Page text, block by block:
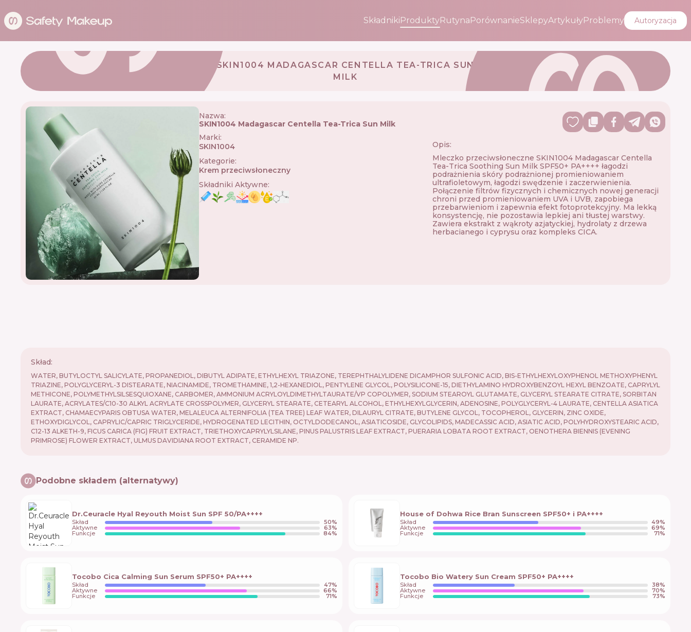
SkładnikiProduktyRutynaPorównanieSklepyArtykułyProblemy Autoryzacja
SKIN1004 MADAGASCAR CENTELLA TEA-TRICA SUN
MILK
Nazwa:
SKIN1004 Madagascar Centella Tea-Trica Sun Milk
Marki:
SKIN1004
Kategorie:
Krem przeciwsłoneczny
Składniki Aktywne:
Opis:
Mleczko przeciwsłoneczne SKIN1004 Madagascar Centella
Tea-Trica Soothing Sun Milk SPF50+ PA++++ łagodzi
podrażnienia skóry podrażnionej promieniowaniem
ultrafioletowym, łagodzi swędzenie i zaczerwienienia.
Połączenie filtrów fizycznych i chemicznych nowej generacji
chroni przed promieniowaniem UVA i UVB, zapobiega
przebarwieniom i zapewnia efekt fotoprotekcyjny. Ma lekką
konsystencję, nie pozostawia lepkiej ani tłustej warstwy.
Zawiera ekstrakt z wąkroty azjatyckiej, hydrolaty z drzewa
herbacianego i cyprysu oraz kompleks CICA.
Skład:
WATER, BUTYLOCTYL SALICYLATE, PROPANEDIOL, DIBUTYL ADIPATE, ETHYLHEXYL TRIAZONE, TEREPHTHALYLIDENE DICAMPHOR SULFONIC ACID, BIS-ETHYLHEXYLOXYPHENOL METHOXYPHENYL
TRIAZINE, POLYGLYCERYL-3 DISTEARATE, NIACINAMIDE, TROMETHAMINE, 1,2-HEXANEDIOL, PENTYLENE GLYCOL, POLYSILICONE-15, DIETHYLAMINO HYDROXYBENZOYL HEXYL BENZOATE, CAPRYLYL
METHICONE, POLYMETHYLSILSESQUIOXANE, CARBOMER, AMMONIUM ACRYLOYLDIMETHYLTAURATE/VP COPOLYMER, SODIUM STEAROYL GLUTAMATE, GLYCERYL STEARATE CITRATE, SORBITAN
LAURATE, ACRYLATES/C10-30 ALKYL ACRYLATE CROSSPOLYMER, GLYCERYL STEARATE, CETEARYL ALCOHOL, ETHYLHEXYLGLYCERIN, ADENOSINE, POLYGLYCERYL-4 LAURATE, CENTELLA ASIATICA
EXTRACT, CHAMAECYPARIS OBTUSA WATER, MELALEUCA ALTERNIFOLIA (TEA TREE) LEAF WATER, DILAURYL CITRATE, BUTYLENE GLYCOL, TOCOPHEROL, GLYCERIN, ZINC OXIDE,
ETHOXYDIGLYCOL, CAPRYLIC/CAPRIC TRIGLYCERIDE, HYDROGENATED LECITHIN, OCTYLDODECANOL, ASIATICOSIDE, GLYCOLIPIDS, MADECASSIC ACID, ASIATIC ACID, POLYHYDROXYSTEARIC ACID,
C12-13 ALKETH-9, FICUS CARICA (FIG) FRUIT EXTRACT, TRIETHOXYCAPRYLYLSILANE, PINUS PALUSTRIS LEAF EXTRACT, PUERARIA LOBATA ROOT EXTRACT, OENOTHERA BIENNIS (EVENING
PRIMROSE) FLOWER EXTRACT, ULMUS DAVIDIANA ROOT EXTRACT, CERAMIDE NP.
Podobne składem (alternatywy)
Dr.Ceuracle Hyal Reyouth Moist Sun SPF 50/PA++++
Skład 50%
Aktywne 63%
Funkcje 84%
House of Dohwa Rice Bran Sunscreen SPF50+ і PA++++
Skład 49%
Aktywne 69%
Funkcje 71%
Tocobo Cica Calming Sun Serum SPF50+ PA++++
Skład 47%
Aktywne 66%
Funkcje 71%
Tocobo Bio Watery Sun Cream SPF50+ PA++++
Skład 38%
Aktywne 70%
Funkcje 73%